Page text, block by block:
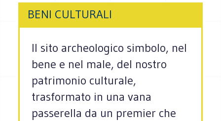
BENI CULTURALI
Il sito archeologico simbolo, nel
bene e nel male, del nostro
patrimonio culturale,
trasformato in una vana
passerella da un premier che